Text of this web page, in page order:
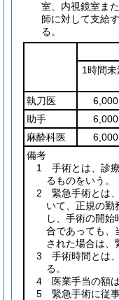
室、内視鏡室ま
師に対して支給
る。
1時間未
執刀医 6,000
助手
6,000
麻酔科医
6,000
備考
1 手術とは、診療
るものをいう。
2 緊急手術とは
いて、正規の勤
し、手術の開
合であっても、
された場合は、
3 手術時間とは、
る。
4 医業手当の額は
5 緊急手術に従事